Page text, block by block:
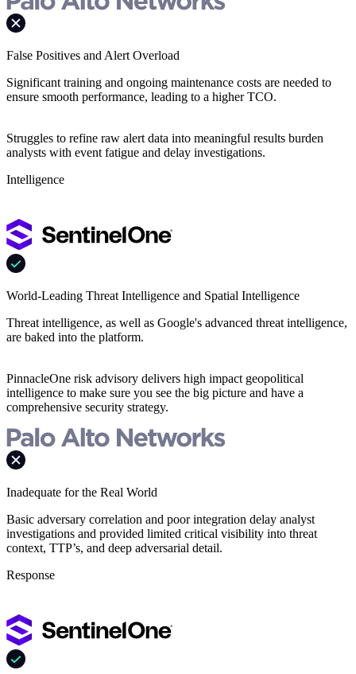
False Positives and Alert Overload
Significant training and ongoing maintenance costs are needed to
ensure smooth performance, leading to a higher TCO.
Struggles to refine raw alert data into meaningful results burden
analysts with event fatigue and delay investigations.
Intelligence
World-Leading Threat Intelligence and Spatial Intelligence
Threat intelligence, as well as Google's advanced threat intelligence,
are baked into the platform.
PinnacleOne risk advisory delivers high impact geopolitical
intelligence to make sure you see the big picture and have a
comprehensive security strategy.
Inadequate for the Real World
Basic adversary correlation and poor integration delay analyst
investigations and provided limited critical visibility into threat
context, TTP’s, and deep adversarial detail.
Response